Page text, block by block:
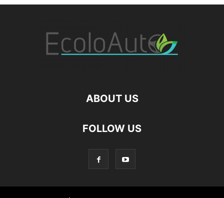
ABOUT US
FOLLOW US